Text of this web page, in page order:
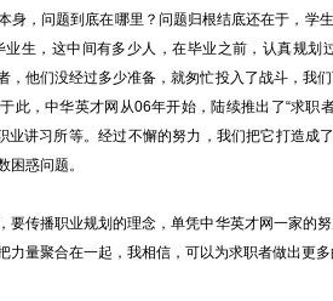
，问题到底在哪里？问题归根结底还在于，学
生，这中间有多少人，在毕业之前，认真规划
，他们没经过多少准备，就匆忙投入了战斗，我
此，中华英才网从06年开始，陆续推出了“求职
业讲习所等。经过不懈的努力，我们把它打造成
困惑问题。
传播职业规划的理念，单凭中华英才网一家的努
力量聚合在一起，我相信，可以为求职者做出更